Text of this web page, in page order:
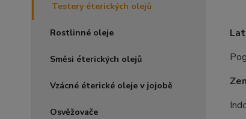
Testery éterických olejů
Rostlinné oleje
Směsi éterických olejů
Vzácné éterické oleje v jojobě
Osvěžovače